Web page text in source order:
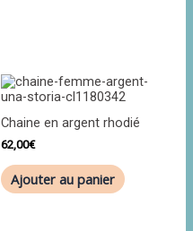
Chaine en argent rhodié
62,00€
Ajouter au panier